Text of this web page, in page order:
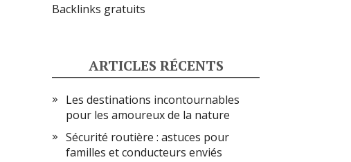
Backlinks gratuits
ARTICLES RÉCENTS
Les destinations incontournables
pour les amoureux de la nature
Sécurité routière : astuces pour
familles et conducteurs enviés